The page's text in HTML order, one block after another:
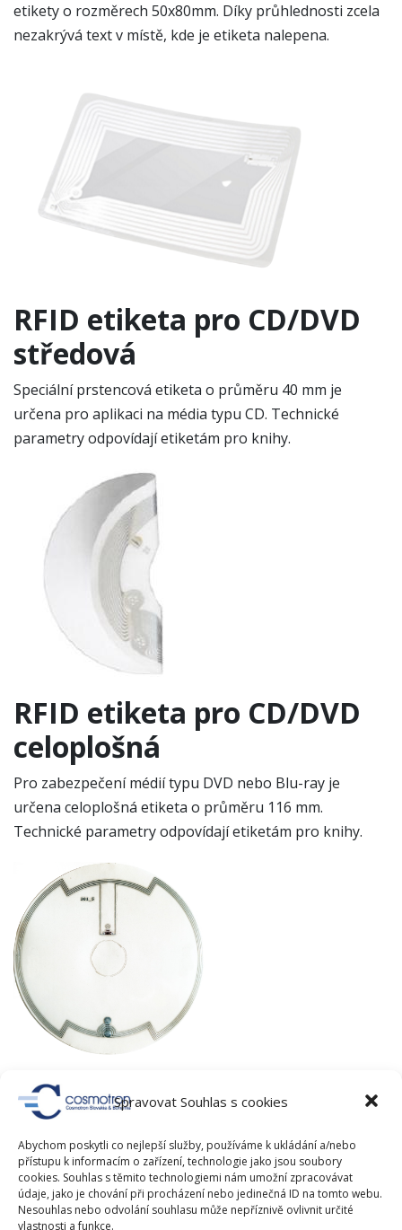
Spravovat Souhlas s cookies
Abychom poskytli co nejlepší služby, používáme k ukládání a/nebo
přístupu k informacím o zařízení, technologie jako jsou soubory
cookies. Souhlas s těmito technologiemi nám umožní zpracovávat
údaje, jako je chování při procházení nebo jedinečná ID na tomto webu.
Nesouhlas nebo odvolání souhlasu může nepříznivě ovlivnit určité
vlastnosti a funkce.
etikety o rozměrech 50x80mm. Díky průhlednosti zcela
nezakrývá text v místě, kde je etiketa nalepena.
RFID etiketa pro CD/DVD
středová
Speciální prstencová etiketa o průměru 40 mm je
určena pro aplikaci na média typu CD. Technické
parametry odpovídají etiketám pro knihy.
RFID etiketa pro CD/DVD
celoplošná
Pro zabezpečení médií typu DVD nebo Blu-ray je
určena celoplošná etiketa o průměru 116 mm.
Technické parametry odpovídají etiketám pro knihy.
RFID tag asset
Speciální čip RFID, který může být umístěn na kovové
předměty či elektronické výrobky. Může sloužit k
zabezpečení cenných předmětů v knihovně, jako např.
notebooků, čteček e-knih apod.